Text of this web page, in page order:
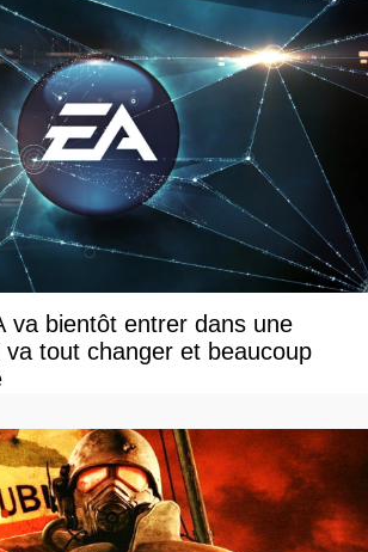
va bientôt entrer dans une
va tout changer et beaucoup